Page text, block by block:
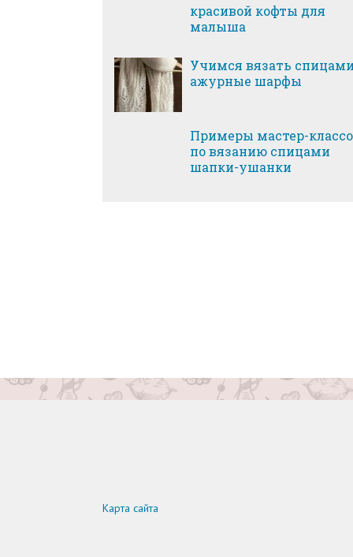
красивой кофты для
малыша
Учимся вязать
ажурные шарфы
Примеры мастер-
по вязанию спицами
шапки-ушанки
Карта сайта